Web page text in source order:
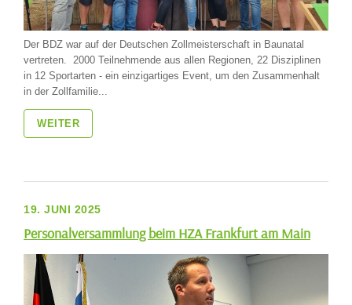
Der BDZ war auf der Deutschen Zollmeisterschaft in Baunatal
vertreten. 2000 Teilnehmende aus allen Regionen, 22 Disziplinen
in 12 Sportarten - ein einzigartiges Event, um den Zusammenhalt
in der Zollfamilie...
WEITER
19. JUNI 2025
Personalversammlung beim HZA Frankfurt am Main